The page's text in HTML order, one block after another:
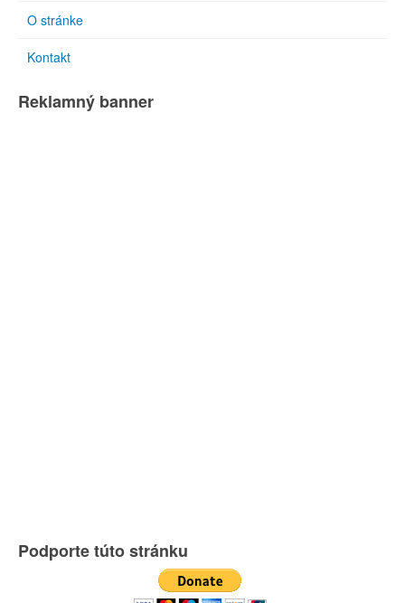
O stránke
Kontakt
Reklamný banner
Podporte túto stránku